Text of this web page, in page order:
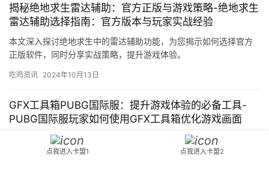
揭秘绝地求生雷达辅助：官方正版与游戏策略-绝地求生
雷达辅助选择指南：官方版本与玩家实战经验
本文深入探讨绝地求生中的雷达辅助功能，为您揭示如何选择官方
正版软件，同时分享实战策略，提升游戏体验。
吃鸡资讯 2024年10月13日
GFX工具箱PUBG国际服：提升游戏体验的必备工具-
PUBG国际服玩家如何使用GFX工具箱优化游戏画面
了解GFX工具箱在PUBG国际服中的应用，提升游戏画质与性能。
点我进入卡盟1 点我进入卡盟2